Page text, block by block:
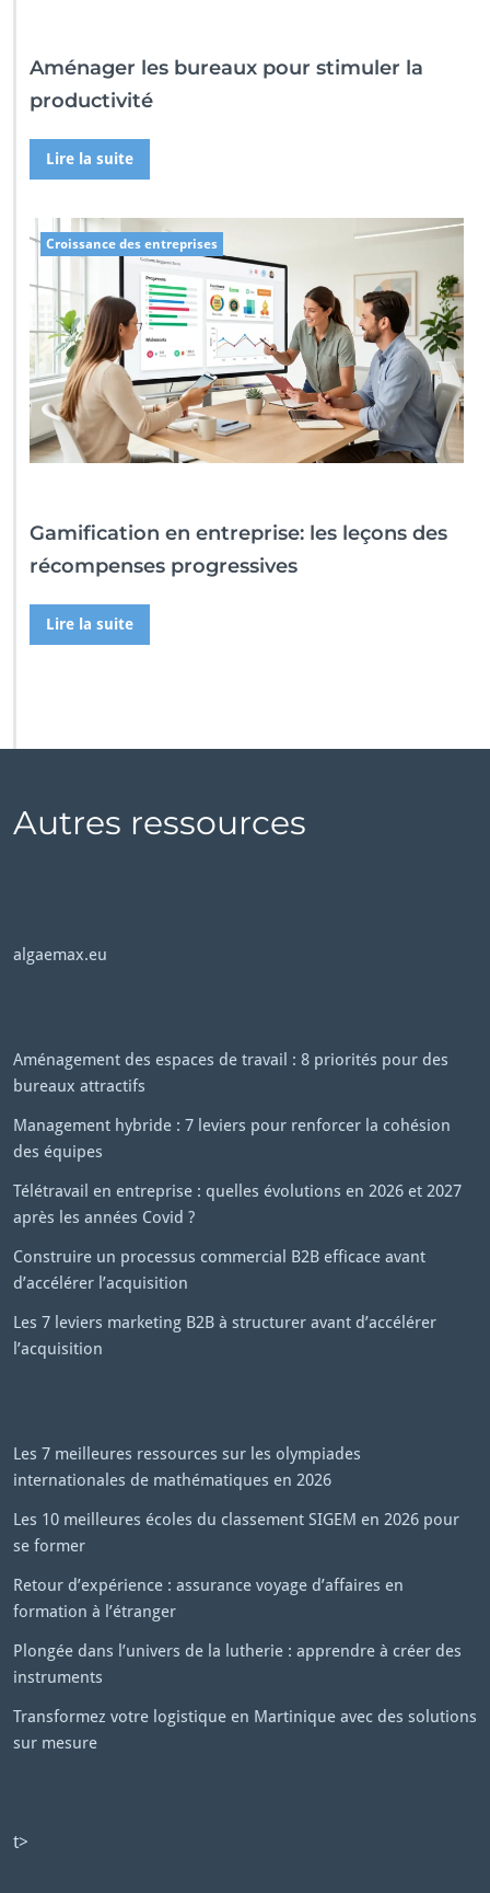
Aménager les bureaux pour stimuler la
productivité
Lire la suite
Croissance des entreprises
Gamification en entreprise: les leçons des
récompenses progressives
Lire la suite
Autres ressources
algaemax.eu
Aménagement des espaces de travail : 8 priorités pour des
bureaux attractifs
Management hybride : 7 leviers pour renforcer la cohésion
des équipes
Télétravail en entreprise : quelles évolutions en 2026 et 2027
après les années Covid ?
Construire un processus commercial B2B efficace avant
d’accélérer l’acquisition
Les 7 leviers marketing B2B à structurer avant d’accélérer
l’acquisition
Les 7 meilleures ressources sur les olympiades
internationales de mathématiques en 2026
Les 10 meilleures écoles du classement SIGEM en 2026 pour
se former
Retour d’expérience : assurance voyage d’affaires en
formation à l’étranger
Plongée dans l’univers de la lutherie : apprendre à créer des
instruments
Transformez votre logistique en Martinique avec des solutions
sur mesure
t>